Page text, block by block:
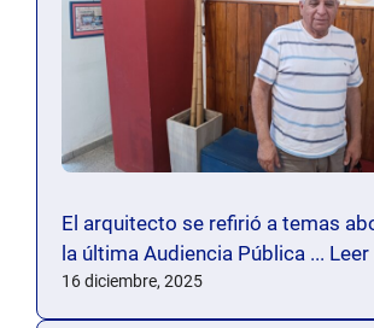
El arquitecto se refirió a temas
la última Audiencia Pública ...
16 diciembre, 2025